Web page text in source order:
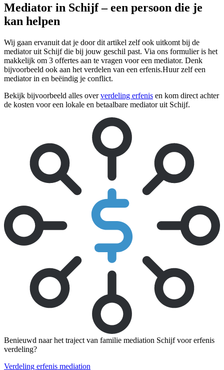
Mediator in Schijf – een persoon die je
kan helpen
Wij gaan ervanuit dat je door dit artikel zelf ook uitkomt bij de
mediator uit Schijf die bij jouw geschil past. Via ons formulier is het
makkelijk om 3 offertes aan te vragen voor een mediator. Denk
bijvoorbeeld ook aan het verdelen van een erfenis.Huur zelf een
mediator in en beëindig je conflict.
Bekijk bijvoorbeeld alles oververdeling erfenis en kom direct achter
de kosten voor een lokale en betaalbare mediator uit Schijf.
Benieuwd naar het traject van familie mediation Schijf voor erfenis
verdeling?
Verdeling erfenis mediation